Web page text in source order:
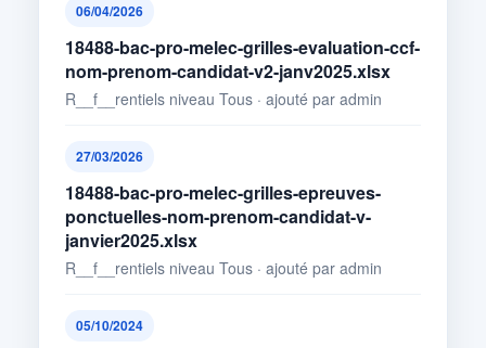
06/04/2026
18488-bac-pro-melec-grilles-evaluation-ccf-
nom-prenom-candidat-v2-janv2025.xlsx
R__f__rentiels niveau Tous · ajouté par admin
27/03/2026
18488-bac-pro-melec-grilles-epreuves-
ponctuelles-nom-prenom-candidat-v-
janvier2025.xlsx
R__f__rentiels niveau Tous · ajouté par admin
05/10/2024